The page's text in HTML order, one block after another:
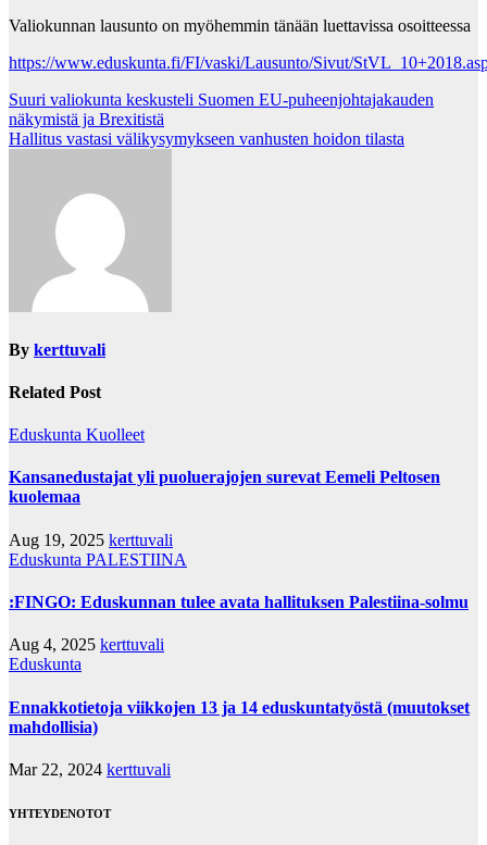
Valiokunnan lausunto on myöhemmin tänään luettavissa osoitteessa
https://www.eduskunta.fi/FI/vaski/Lausunto/Sivut/
Post
navigation
Suuri valiokunta keskusteli Suomen EU-puheenjohtajakauden
näkymistä ja Brexitistä
Hallitus vastasi välikysymykseen vanhusten hoidon tilasta
By kerttuvali
Related Post
Eduskunta Kuolleet
Kansanedustajat yli puoluerajojen surevat Eemeli Peltosen
kuolemaa
Aug 19, 2025 kerttuvali
Eduskunta PALESTIINA
:FINGO: Eduskunnan tulee avata hallituksen Palestiina-solmu
Aug 4, 2025 kerttuvali
Eduskunta
Ennakkotietoja viikkojen 13 ja 14 eduskuntatyöstä (muutokset
mahdollisia)
Mar 22, 2024 kerttuvali
YHTEYDENOTOT